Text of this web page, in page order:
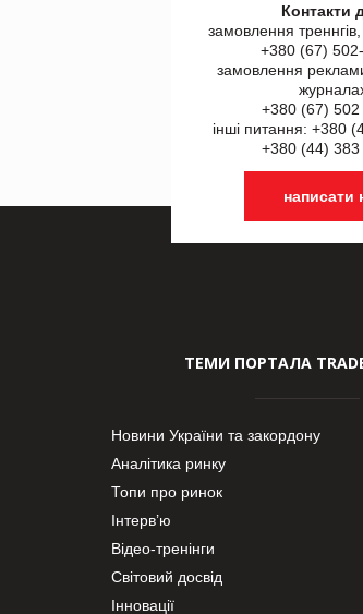
Контакти
замовлення
+380 (67)
замовлення
+380 (67) 502
інші питання: +380
+380 (44) 383
написати
ТЕМИ ПОРТАЛА
Новини України та закордону
Аналітика ринку
Топи про ринок
Інтерв’ю
Відео-тренінги
Світовий досвід
Інновації